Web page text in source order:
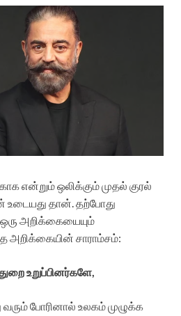
என்றும் ஒலிக்கும் முதல் குரல்
தான். தற்போது
அறிக்கையையும்
அறிக்கையின் சாராம்சம்:
உறுப்பினர்களே,
வரும் போரினால் உலகம் முழுக்க